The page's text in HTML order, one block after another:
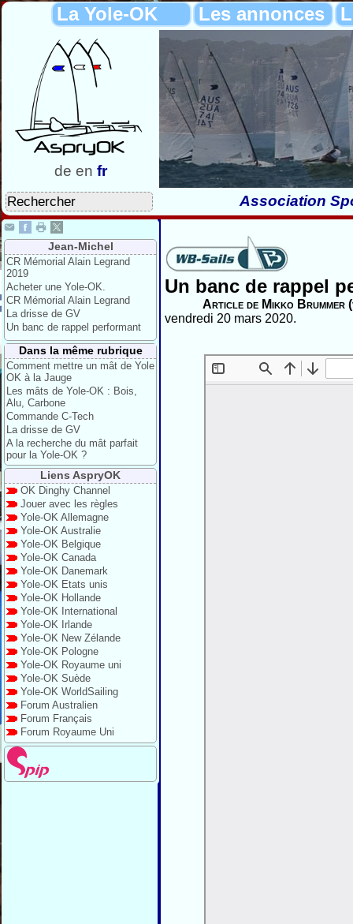
La Yole-OK Les annonces
de en fr
Association
Jean-Michel
CR Mémorial Alain Legrand
2019
Acheter une Yole-OK.
CR Mémorial Alain Legrand
La drisse de GV
Un banc de rappel performant
Dans la même rubrique
Comment mettre un mât de Yole
OK à la Jauge
Les mâts de Yole-OK : Bois,
Alu, Carbone
Commande C-Tech
La drisse de GV
A la recherche du mât parfait
pour la Yole-OK ?
Liens AspryOK
OK Dinghy Channel
Jouer avec les règles
Yole-OK Allemagne
Yole-OK Australie
Yole-OK Belgique
Yole-OK Canada
Yole-OK Danemark
Yole-OK Etats unis
Yole-OK Hollande
Yole-OK International
Yole-OK Irlande
Yole-OK New Zélande
Yole-OK Pologne
Yole-OK Royaume uni
Yole-OK Suède
Yole-OK WorldSailing
Forum Australien
Forum Français
Forum Royaume Uni
Un banc de rappel
Article de Mikko Brummer
vendredi 20 mars 2020.